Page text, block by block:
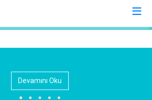
Erzincan
Devamını Oku